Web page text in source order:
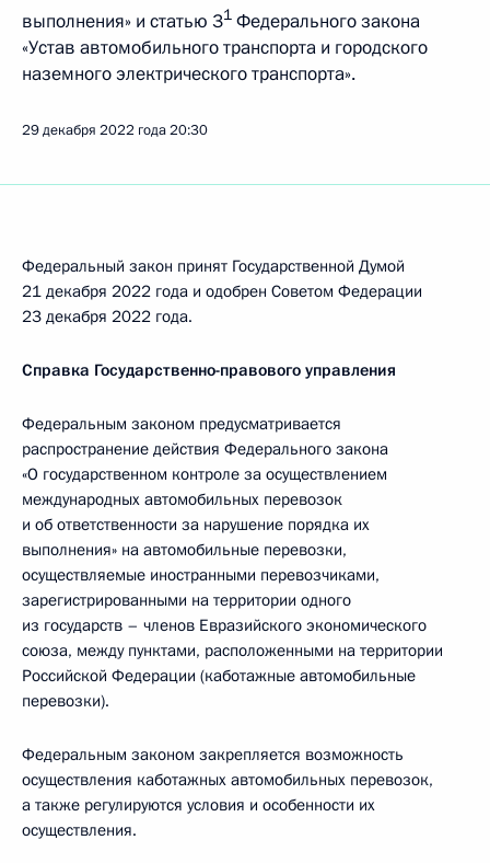
выполнения» и статью 31 Федерального закона
«Устав автомобильного транспорта и городского
наземного электрического транспорта».
29 декабря 2022 года20:30
Федеральный закон принят Государственной Думой
21 декабря 2022 года и одобрен Советом Федерации
23 декабря 2022 года.
Справка Государственно-правового управления
Федеральным законом предусматривается
распространение действия Федерального закона
«О государственном контроле за осуществлением
международных автомобильных перевозок
и об ответственности за нарушение порядка их
выполнения» на автомобильные перевозки,
осуществляемые иностранными перевозчиками,
зарегистрированными на территории одного
из государств – членов Евразийского экономического
союза, между пунктами, расположенными на территории
Российской Федерации (каботажные автомобильные
перевозки).
Федеральным законом закрепляется возможность
осуществления каботажных автомобильных перевозок,
а также регулируются условия и особенности их
осуществления.